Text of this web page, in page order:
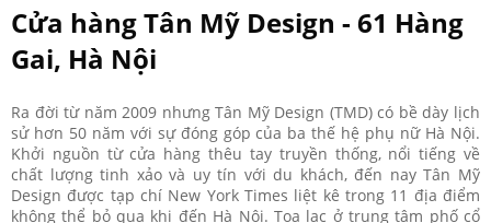
Cửa hàng Tân Mỹ Design - 61 Hàng
Gai, Hà Nội
Ra đời từ năm 2009 nhưng Tân Mỹ Design (TMD) có bề dày lịch
sử hơn 50 năm với sự đóng góp của ba thế hệ phụ nữ Hà Nội.
Khởi nguồn từ cửa hàng thêu tay truyền thống, nổi tiếng về
chất lượng tinh xảo và uy tín với du khách, đến nay Tân Mỹ
Design được tạp chí New York Times liệt kê trong 11 địa điểm
không thể bỏ qua khi đến Hà Nội. Tọa lạc ở trung tâm phố cổ